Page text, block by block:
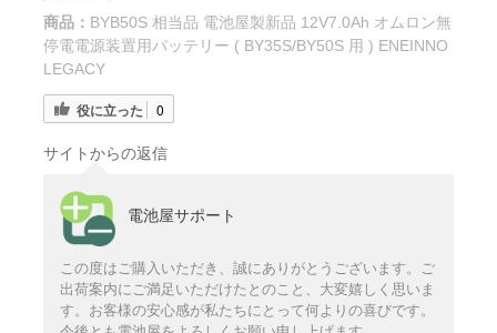
商品： BYB50S 相当品 電池屋製新品 12V7.0Ah オムロン無
停電電源装置用バッテリー ( BY35S/BY50S 用 ) ENEINNO
LEGACY
役に立った 0
サイトからの返信
電池屋サポート
この度はご購入いただき、誠にありがとうございます。ご
出荷案内にご満足いただけたとのこと、大変嬉しく思いま
す。お客様の安心感が私たちにとって何よりの喜びです。